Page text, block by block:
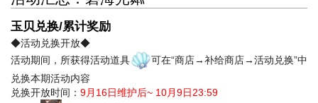
玉贝兑换/累计奖励
◆活动兑换开放◆
活动期间，所获得活动道具
可在“商店→补给商店→活动兑换”中
兑换本期活动内容
兑换开放时间： 9月16日维护后~ 10月9日23:59